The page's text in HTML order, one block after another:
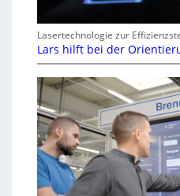
Lasertechnologie zur
Lars hilft bei der